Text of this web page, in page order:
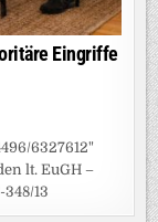
Eingriffe
6327612"
lt. EuGH –
13